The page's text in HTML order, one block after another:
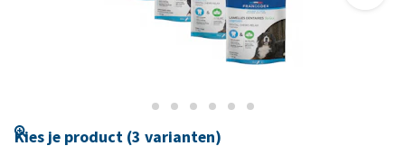
Kies je product (3 varianten)